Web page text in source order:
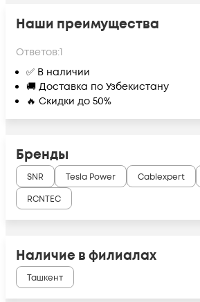
Наши преимущества
Ответов:1
✅ В наличии
🚚 Доставка по Узбекистану
🔥 Скидки до 50%
Бренды
SNR Tesla Power Cablexpert
RCNTEC
Наличие в филиалах
Ташкент